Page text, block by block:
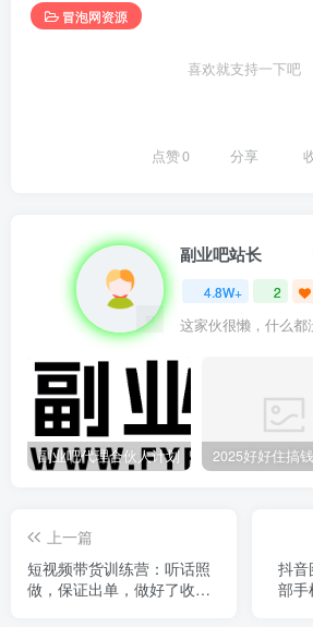
冒泡网资源
喜欢就支持一下吧
点赞0 分享
副业吧站长
4.8W+ 2
这家伙很懒，什么都
副业吧代理合伙人计划
上一篇
短视频带货训练营：听话照
做，保证出单，做好了收益
抖音
部手